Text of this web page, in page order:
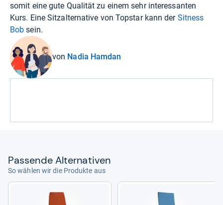
somit eine gute Qualität zu einem sehr interessanten
Kurs. Eine Sitzalternative von Topstar kann der Sitness
Bobsein.
von Nadia Hamdan
Pas­sende Alter­na­ti­ven
So wählen wir die Produkte aus